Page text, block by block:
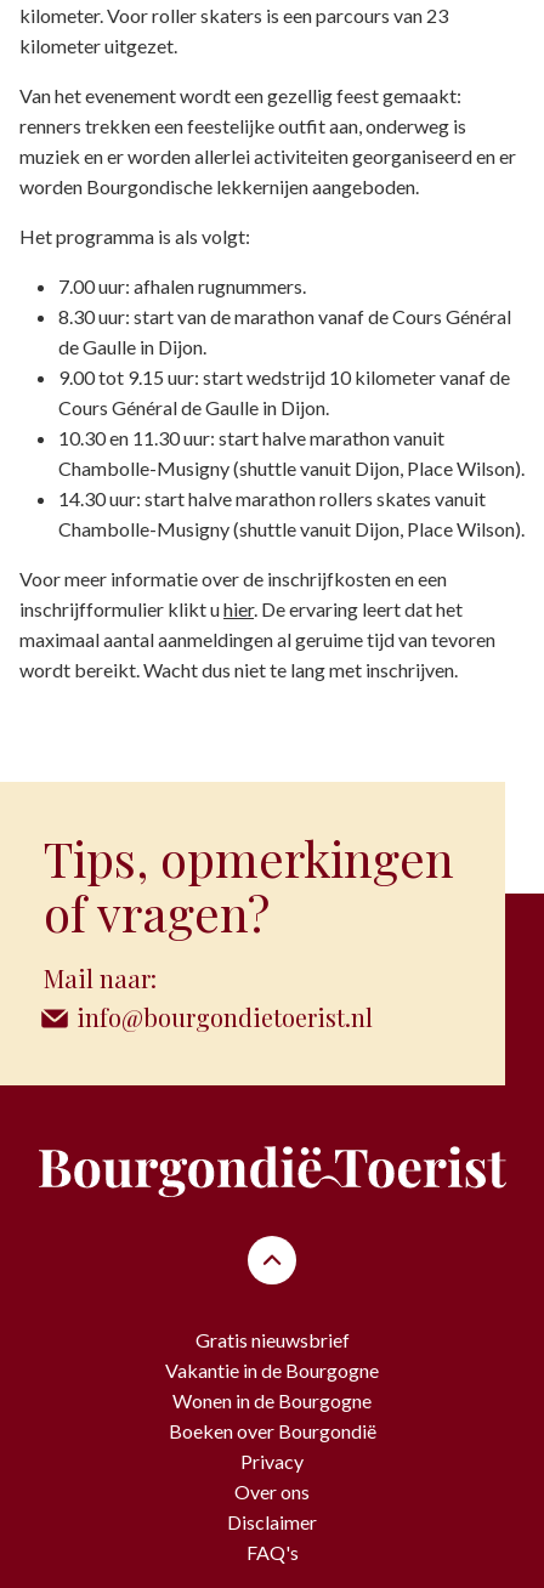
kilometer. Voor roller skaters is een parcours van 23
kilometer uitgezet.
Van het evenement wordt een gezellig feest gemaakt:
renners trekken een feestelijke outfit aan, onderweg is
muziek en er worden allerlei activiteiten georganiseerd en er
worden Bourgondische lekkernijen aangeboden.
Het programma is als volgt:
7.00 uur: afhalen rugnummers.
8.30 uur: start van de marathon vanaf de Cours Général
de Gaulle in Dijon.
9.00 tot 9.15 uur: start wedstrijd 10 kilometer vanaf de
Cours Général de Gaulle in Dijon.
10.30 en 11.30 uur: start halve marathon vanuit
Chambolle-Musigny (shuttle vanuit Dijon, Place Wilson).
14.30 uur: start halve marathon rollers skates vanuit
Chambolle-Musigny (shuttle vanuit Dijon, Place Wilson).
Voor meer informatie over de inschrijfkosten en een
inschrijfformulier klikt uhier. De ervaring leert dat het
maximaal aantal aanmeldingen al geruime tijd van tevoren
wordt bereikt. Wacht dus niet te lang met inschrijven.
Tips, opmerkingen
of vragen?
Mail naar:
info@bourgondietoerist.nl
Gratis nieuwsbrief
Vakantie in de Bourgogne
Wonen in de Bourgogne
Boeken over Bourgondië
Privacy
Over ons
Disclaimer
FAQ's